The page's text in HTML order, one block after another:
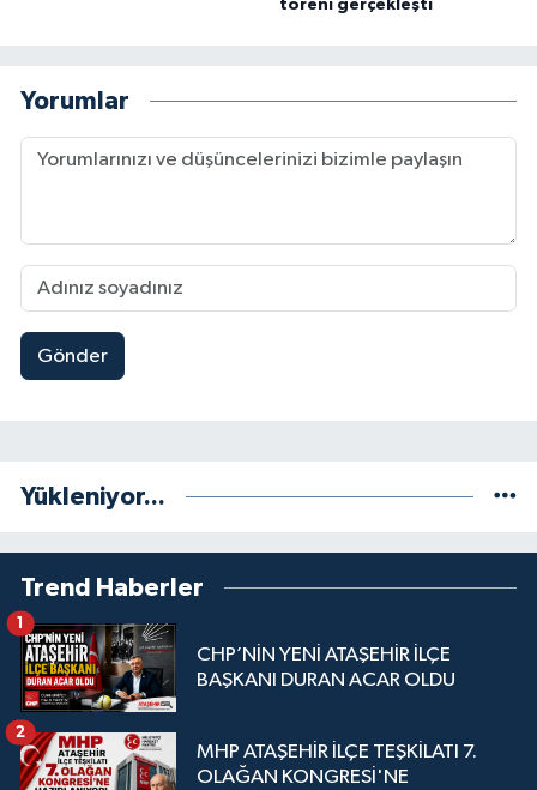
töreni gerçekleşti
Yorumlar
Gönder
Yükleniyor...
Trend Haberler
CHP’NİN YENİ ATAŞEHİR İLÇE
BAŞKANI DURAN ACAR OLDU
1
MHP ATAŞEHİR İLÇE TEŞKİLATI 7.
OLAĞAN KONGRESİ'NE
2